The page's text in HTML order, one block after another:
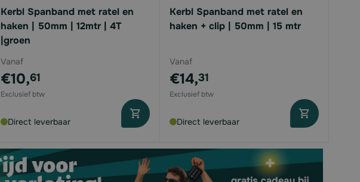
Kerbl Spanband met ratel en
haken | 50mm | 12mtr | 4T
|groen
Vanaf
€10,61
Direct leverbaar
Kerbl Spanband met ratel en
haken + clip | 50mm | 15 mtr
Vanaf
€14,31
Direct leverbaar